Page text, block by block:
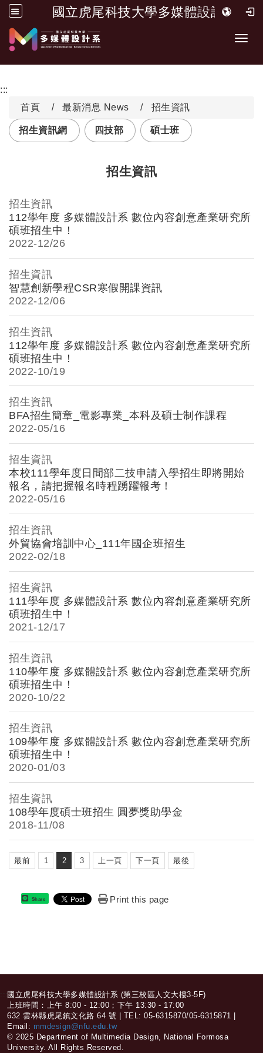
國立虎尾科技大學多媒體設計系
跳到主要內容
:::
首頁
最新消息 News 招生資訊
招生資訊網 四技部 碩士班
招生資訊
招生資訊
112學年度 多媒體設計系 數位內容創意產業研究所
碩班招生中！
2022-12/26
招生資訊
智慧創新學程CSR寒假開課資訊
2022-12/06
招生資訊
112學年度 多媒體設計系 數位內容創意產業研究所
碩班招生中！
2022-10/19
招生資訊
BFA招生簡章_電影專業_本科及碩士制作課程
2022-05/16
招生資訊
本校111學年度日間部二技申請入學招生即將開始
報名，請把握報名時程踴躍報考！
2022-05/16
招生資訊
外貿協會培訓中心_111年國企班招生
2022-02/18
招生資訊
111學年度 多媒體設計系 數位內容創意產業研究所
碩班招生中！
2021-12/17
招生資訊
110學年度 多媒體設計系 數位內容創意產業研究所
碩班招生中！
2020-10/22
招生資訊
109學年度 多媒體設計系 數位內容創意產業研究所
碩班招生中！
2020-01/03
招生資訊
108學年度碩士班招生 圓夢獎助學金
2018-11/08
最前 1 2 3 上一頁 下一頁 最後
Share Print this page
::: 國立虎尾科技大學多媒體設計系 (第三校區人文大樓3-5F)
上班時間：上午 8:00 - 12:00；下午 13:30 - 17:00
632 雲林縣虎尾鎮文化路 64 號 | TEL: 05-6315870/05-6315871 |
Email: mmdesign@nfu.edu.tw
© 2025 Department of Multimedia Design, National Formosa
University. All Rights Reserved.